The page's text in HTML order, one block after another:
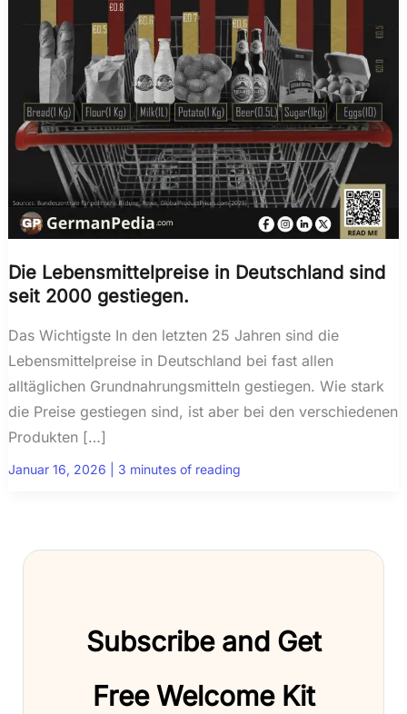
Die Lebensmittelpreise in Deutschland sind
seit 2000 gestiegen.
Das Wichtigste In den letzten 25 Jahren sind die
Lebensmittelpreise in Deutschland bei fast allen
alltäglichen Grundnahrungsmitteln gestiegen. Wie stark
die Preise gestiegen sind, ist aber bei den verschiedenen
Produkten […]
Januar 16, 2026 3 minutes of reading
Subscribe and Get
Free Welcome Kit